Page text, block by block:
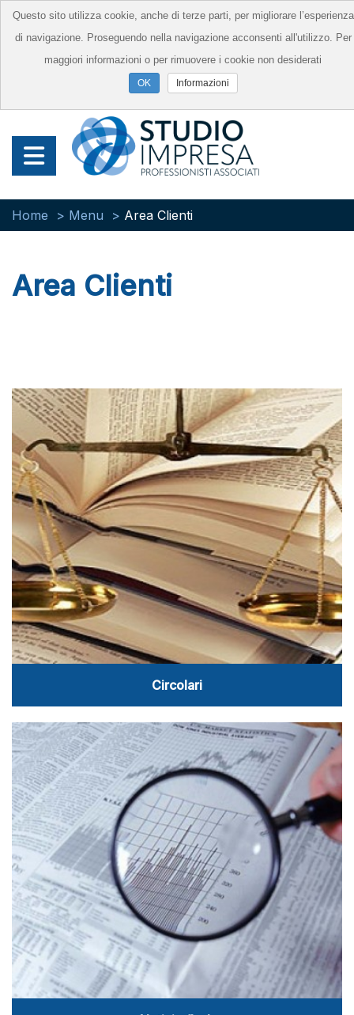
Home Menu Area Clienti
Area Clienti
Circolari
Questo sito utilizza cookie, anche di terze parti, per migliorare l’esperienza
di navigazione. Proseguendo nella navigazione acconsenti all'utilizzo. Per
maggiori informazioni o per rimuovere i cookie non desiderati
Informazioni